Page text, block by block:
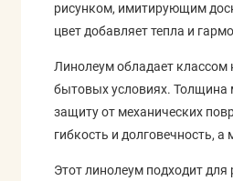
рисунком, имитирующим
цвет добавляет тепла и
Линолеум обладает классом
бытовых условиях. Толщина
защиту от механических
гибкость и долговечность,
Этот линолеум подходит